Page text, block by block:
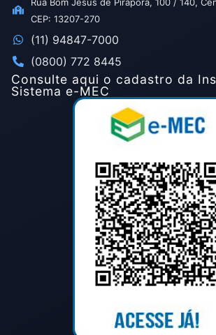
CEP: 13207-270
(11) 94847-7000
(0800) 772 8445
Consulte aqui o cadastro da
Sistema e-MEC